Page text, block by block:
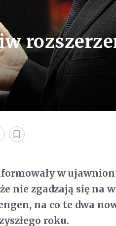
w
nie zgadzają się na
na co te dwa
roku.